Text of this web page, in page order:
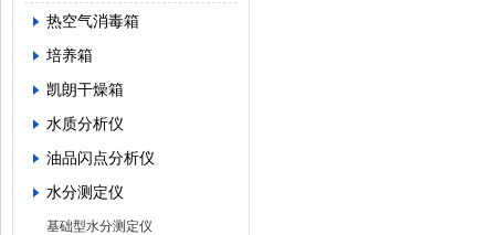
热空气消毒箱
培养箱
凯朗干燥箱
水质分析仪
油品闪点分析仪
水分测定仪
基础型水分测定仪